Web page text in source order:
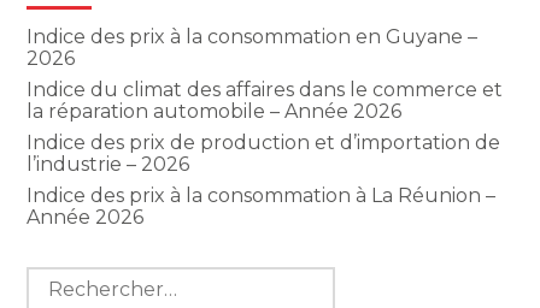
Indice des prix à la consommation en Guyane –
2026
Indice du climat des affaires dans le commerce et
la réparation automobile – Année 2026
Indice des prix de production et d’importation de
l’industrie – 2026
Indice des prix à la consommation à La Réunion –
Année 2026
Rechercher :